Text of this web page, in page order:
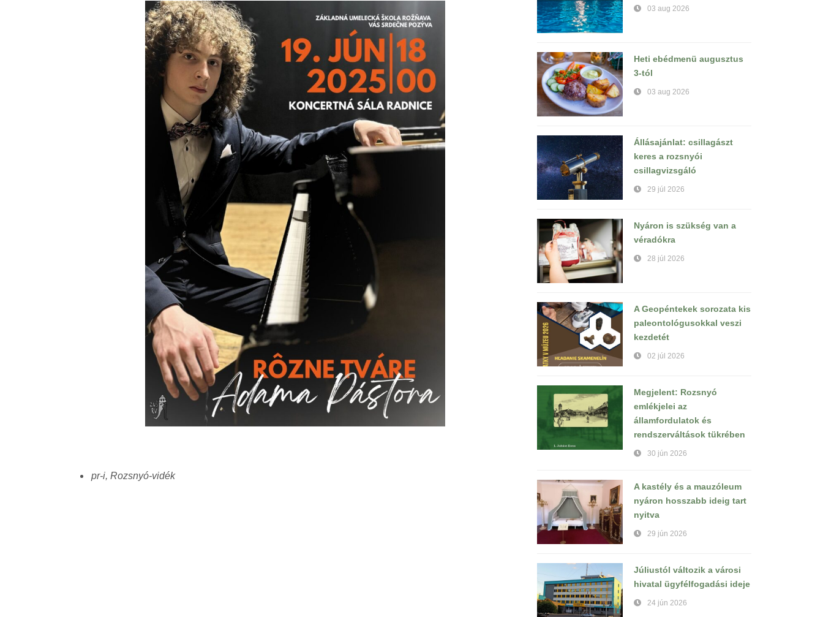
pr-i, Rozsnyó-vidék
03 aug 2026
Heti ebédmenü augusztus
3-tól
03 aug 2026
Állásajánlat: csillagászt
keres a rozsnyói
csillagvizsgáló
29 júl 2026
Nyáron is szükség van a
véradókra
28 júl 2026
A Geopéntekek sorozata kis
paleontológusokkal veszi
kezdetét
02 júl 2026
Megjelent: Rozsnyó
emlékjelei az
államfordulatok és
rendszerváltások tükrében
30 jún 2026
A kastély és a mauzóleum
nyáron hosszabb ideig tart
nyitva
29 jún 2026
Júliustól változik a városi
hivatal ügyfélfogadási ideje
24 jún 2026